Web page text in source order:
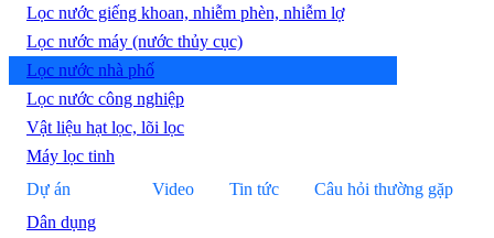
Lọc nước giếng khoan, nhiễm phèn, nhiễm lợ
Lọc nước máy (nước thủy cục)
Lọc nước nhà phố
Lọc nước công nghiệp
Vật liệu hạt lọc, lõi lọc
Máy lọc tinh
Dự án
Dân dụng
Video Tin tức Câu hỏi thường gặp